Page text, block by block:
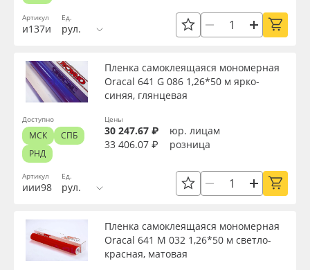
Артикул
и137и
Ед.
рул.
Артикул
иии98
Пленка самоклеящаяся мономерная
Oracal 641 G 086 1,26*50 м ярко-
синяя, глянцевая
Ед.
рул.
Цены
30 247.67 ₽
юр. лицам
33 406.07 ₽
розница
Доступно
МСК
СПБ
РНД
Пленка самоклеящаяся мономерная
Oracal 641 M 032 1,26*50 м светло-
красная, матовая